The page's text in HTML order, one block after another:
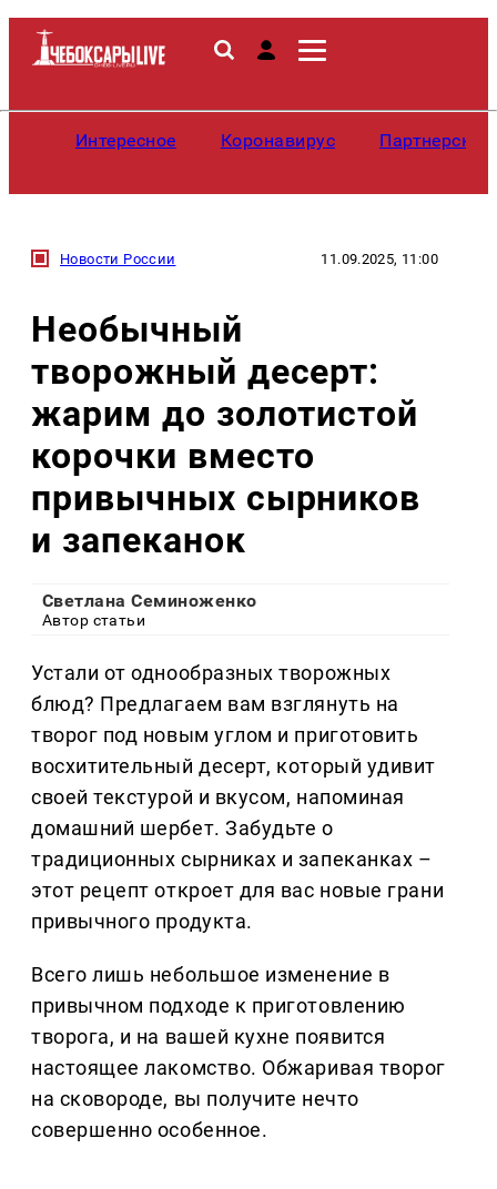
Интересное Коронавирус
Новости России 11.09.2025, 11:00
Необычный
творожный десерт:
жарим до золотистой
корочки вместо
привычных сырников
и запеканок
Светлана Семиноженко
Автор статьи
Устали от однообразных творожных
блюд? Предлагаем вам взглянуть на
творог под новым углом и приготовить
восхитительный десерт, который удивит
своей текстурой и вкусом, напоминая
домашний шербет. Забудьте о
традиционных сырниках и запеканках –
этот рецепт откроет для вас новые грани
привычного продукта.
Всего лишь небольшое изменение в
привычном подходе к приготовлению
творога, и на вашей кухне появится
настоящее лакомство. Обжаривая творог
на сковороде, вы получите нечто
совершенно особенное.